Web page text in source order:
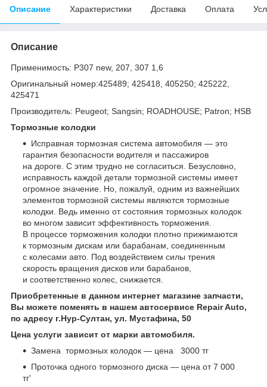
Описание Характеристики Доставка Оплата
Описание
Применимость: P307 new, 207, 307 1,6
Оригинальный номер:425489; 425418, 405250; 425222,
425471
Производитель: Peugeot; Sangsin; ROADHOUSE; Patron; HSB
Тормозные колодки
Исправная тормозная система автомобиля — это
гарантия безопасности водителя и пассажиров
на дороге. С этим трудно не согласиться. Безусловно,
исправность каждой детали тормозной системы имеет
огромное значение. Но, пожалуй, одним из важнейших
элементов тормозной системы являются тормозные
колодки. Ведь именно от состояния тормозных колодок
во многом зависит эффективность торможения.
В процессе торможения колодки плотно прижимаются
к тормозным дискам или барабанам, соединенным
с колесами авто. Под воздействием силы трения
скорость вращения дисков или барабанов,
и соответственно колес, снижается.
Приобретенные в данном интернет магазине запчасти,
Вы можете поменять в нашем автосервисе Repair Auto,
по адресу г.Нур-Султан, ул. Мустафина, 50
Цена услуги зависит от марки автомобиля.
Замена тормозных колодок — цена 3000 тг
Проточка одного тормозного диска — цена от 7 000
тг'